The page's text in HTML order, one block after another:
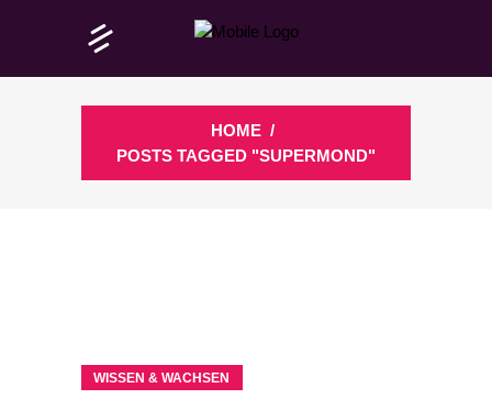
HOME /
POSTS TAGGED "SUPERMOND"
WISSEN & WACHSEN